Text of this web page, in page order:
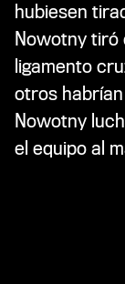
hubiesen
Nowotny tiró
ligamento
otros
Nowotny
el equipo al